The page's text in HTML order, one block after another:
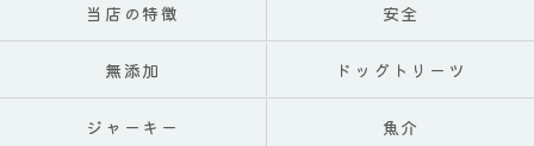
当店の特徴 安全
無添加 ドッグトリーツ
ジャーキー 魚介